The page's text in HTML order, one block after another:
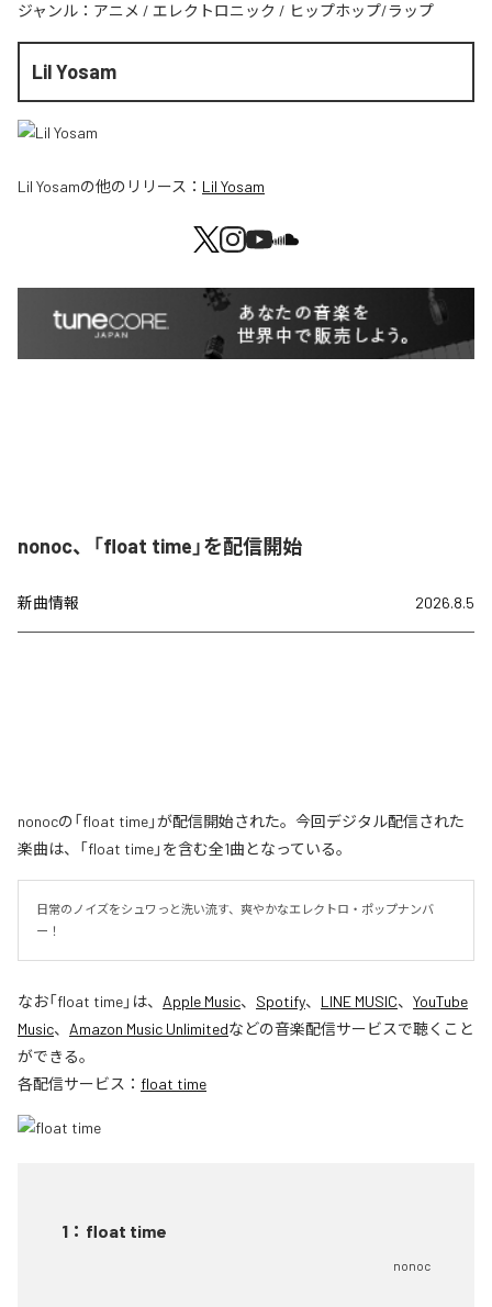
ジャンル： アニメ / エレクトロニック / ヒップホップ/ラップ
Lil Yosam
Lil Yosamの他のリリース： Lil Yosam
nonoc、「float time」を配信開始
新曲情報 2026.8.5
nonocの「float time」が配信開始された。今回デジタル配信された
楽曲は、「float time」を含む全1曲となっている。
日常のノイズをシュワっと洗い流す、爽やかなエレクトロ・ポップナンバ
ー！
なお「float time」は、 Apple Music、 Spotify、 LINE MUSIC、 YouTube
Music、 Amazon Music Unlimitedなどの音楽配信サービスで聴くこと
ができる。
各配信サービス： float time
1 ： float time
nonoc